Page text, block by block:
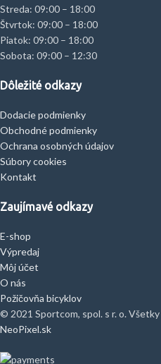
Streda: 09:00 – 18:00
Štvrtok: 09:00 – 18:00
Piatok: 09:00 – 18:00
Sobota: 09:00 – 12:30
Dôležité odkazy
Dodacie podmienky
Obchodné podmienky
Ochrana osobných údajov
Súbory cookies
Kontakt
Zaujímavé odkazy
E-shop
Výpredaj
Môj účet
O nás
Požičovňa bicyklov
© 2021 Sportcom, spol. s r. o.
NeoPixel.sk